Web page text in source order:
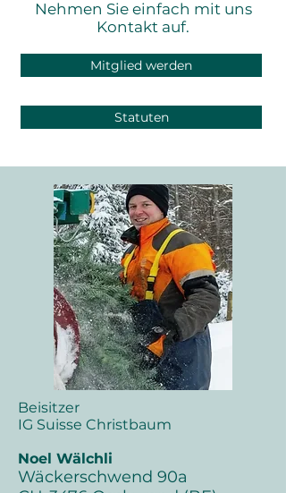
Nehmen Sie einfach mit uns
Kontakt auf.
Mitglied werden
Statuten
Beisitzer
IG Suisse Christbaum
Noel Wälchli
Wäckerschwend 90a